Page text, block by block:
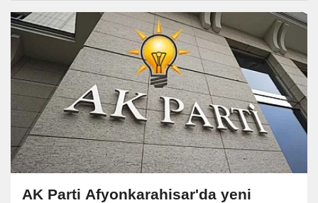
AK Parti Afyonkarahisar'da yeni